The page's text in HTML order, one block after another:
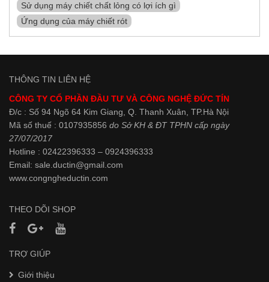
Sử dụng máy chiết chất lỏng có lợi ích gì
Ứng dụng của máy chiết rót
THÔNG TIN LIÊN HỆ
CÔNG TY CỔ PHẦN ĐẦU TƯ VÀ CÔNG NGHỆ ĐỨC TÍN
Đ/c : Số 94 Ngõ 64 Kim Giang, Q. Thanh Xuân, TP.Hà Nội
Mã số thuế : 0107935856 do Sở KH & ĐT TPHN cấp ngày
27/07/2017
Hotline : 02422396333 – 0924396333
Email: sale.ductin@gmail.com
www.congngheductin.com
THEO DÕI SHOP
TRỢ GIÚP
Giới thiệu